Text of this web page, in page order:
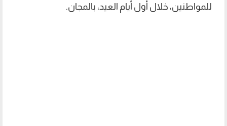
للمواطنين، خلال أول أيام العيد، بالمجان.